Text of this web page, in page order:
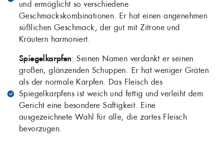
und ermöglicht so verschiedene
Geschmackskombinationen. Er hat einen angenehmen
süßlichen Geschmack, der gut mit Zitrone und
Kräutern harmoniert.
Spiegelkarpfen: Seinen Namen verdankt er seinen
großen, glänzenden Schuppen. Er hat weniger Gräten
als der normale Karpfen. Das Fleisch des
Spiegelkarpfens ist weich und fettig und verleiht dem
Gericht eine besondere Saftigkeit. Eine
ausgezeichnete Wahl für alle, die zartes Fleisch
bevorzugen.